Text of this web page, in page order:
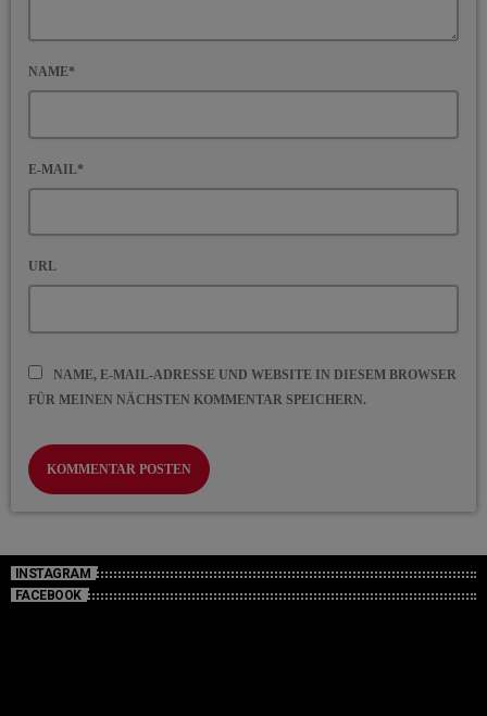
NAME*
E-MAIL*
URL
NAME, E-MAIL-ADRESSE UND WEBSITE IN DIESEM BROWSER
FÜR MEINEN NÄCHSTEN KOMMENTAR SPEICHERN.
INSTAGRAM
FACEBOOK